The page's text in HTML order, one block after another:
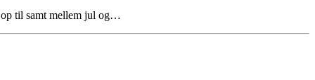
op til samt mellem jul og…